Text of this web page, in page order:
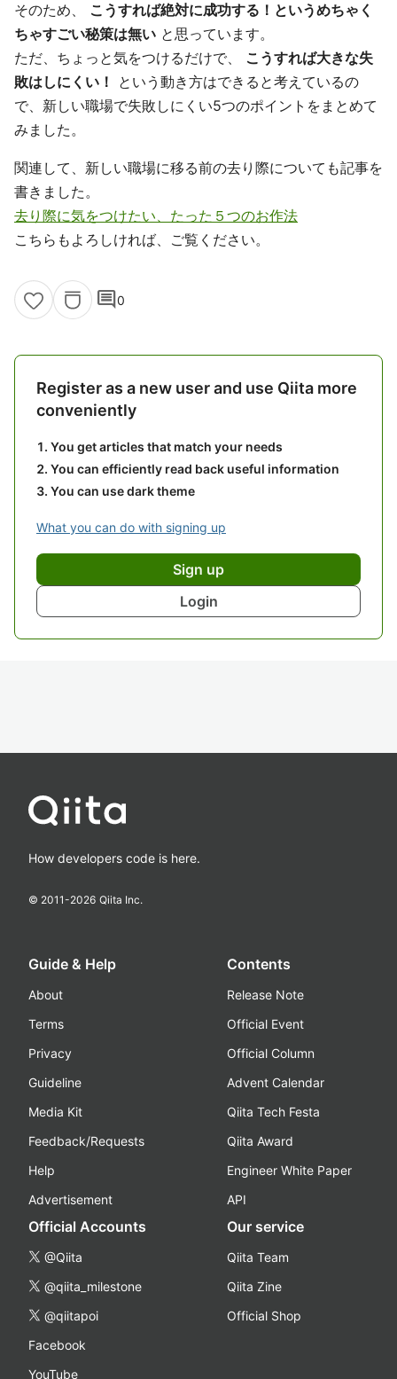
そのため、 こうすれば絶対に成功する！というめちゃく
ちゃすごい秘策は無い と思っています。
ただ、ちょっと気をつけるだけで、 こうすれば大きな失
敗はしにくい！
という動き方はできると考えているの
で、新しい職場で失敗しにくい5つのポイントをまとめて
みました。
関連して、新しい職場に移る前の去り際についても記事を
書きました。
去り際に気をつけたい、たった５つのお作法
こちらもよろしければ、ご覧ください。
comment0
Register as a new user and use Qiita more
conveniently
You get articles that match your needs
You can efficiently read back useful information
You can use dark theme
What you can do with signing up
Sign up
Login
How developers code is here.
© 2011-2026 Qiita Inc.
Guide & Help
About
Terms
Privacy
Guideline
Media Kit
Feedback/Requests
Help
Advertisement
Contents
Release Note
Official Event
Official Column
Advent Calendar
Qiita Tech Festa
Qiita Award
Engineer White Paper
API
Official Accounts
@Qiita
@qiita_milestone
@qiitapoi
Facebook
YouTube
Our service
Qiita Team
Qiita Zine
Official Shop